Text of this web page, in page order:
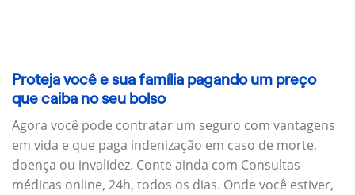
Proteja você e sua família pagando um preço
que caiba no seu bolso
Agora você pode contratar um seguro com vantagens
em vida e que paga indenização em caso de morte,
doença ou invalidez. Conte ainda com Consultas
médicas online, 24h, todos os dias. Onde você estiver,